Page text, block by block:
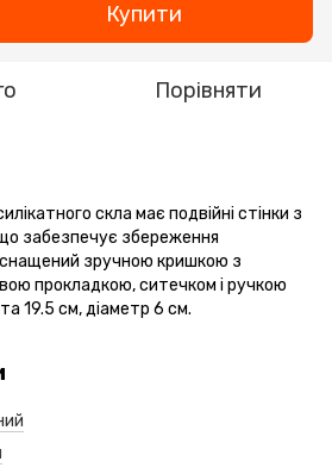
Купити
Порівняти
скла має подвійні стінки з
забезпечує збереження
зручною кришкою з
прокладкою, ситечком і ручкою
19.5 см, діаметр 6 см.